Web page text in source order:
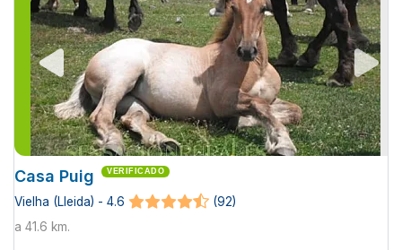
Casa Puig VERIFICADO
Vielha (Lleida) - 4.6
(92)
a 41.6 km.